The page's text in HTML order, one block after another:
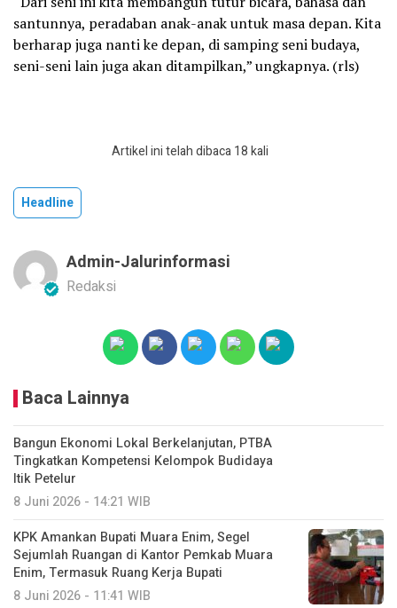
santunnya, peradaban anak-anak untuk masa depan. Kita
berharap juga nanti ke depan, di samping seni budaya,
seni-seni lain juga akan ditampilkan,” ungkapnya. (rls)
Artikel ini telah dibaca 18 kali
Headline
Admin-Jalurinformasi
Redaksi
Baca Lainnya
Bangun Ekonomi Lokal Berkelanjutan, PTBA
Tingkatkan Kompetensi Kelompok Budidaya
Itik Petelur
8 Juni 2026 - 14:21 WIB
KPK Amankan Bupati Muara Enim, Segel
Sejumlah Ruangan di Kantor Pemkab Muara
Enim, Termasuk Ruang Kerja Bupati
8 Juni 2026 - 11:41 WIB